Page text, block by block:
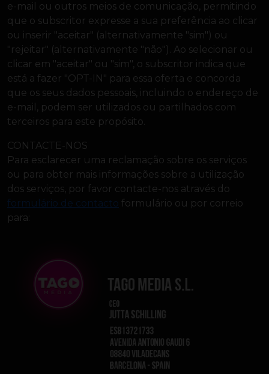
e-mail ou outros meios de comunicação, permitindo
que o subscritor expresse a sua preferência ao clicar
ou inserir "aceitar" (alternativamente "sim") ou
"rejeitar" (alternativamente "não"). Ao selecionar ou
clicar em "aceitar" ou "sim", o subscritor indica que
está a fazer "OPT-IN" para essa oferta e concorda
que os seus dados pessoais, incluindo o endereço de
e-mail, podem ser utilizados ou partilhados com
terceiros para este propósito.
CONTACTE-NOS
Para esclarecer uma reclamação sobre os serviços
ou para obter mais informações sobre a utilização
dos serviços, por favor contacte-nos através do
formulário de contacto formulário ou por correio
para: